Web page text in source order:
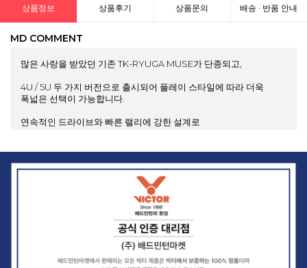
상품정보 상품후기 상품문의 배송 · 반품 안내
MD COMMENT
많은 사랑을 받았던 기존 TK-RYUGA MUSE가 단종되고,
4U / 5U 두 가지 버전으로 출시되어 플레이 스타일에 따라 더욱
폭넓은 선택이 가능합니다.
연속적인 드라이브와 빠른 랠리에 강한 설계로
더욱 강화된 반발력과 스윙 스피드,
안정적인 타구감과 향상된 진동 흡수 성능을 선사합니다.